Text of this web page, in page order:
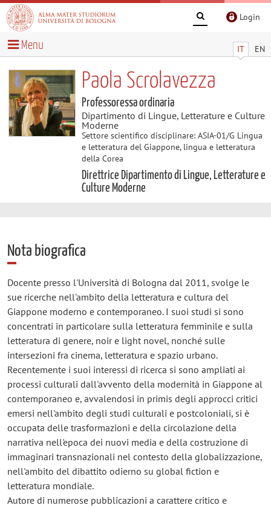
Login
IT EN
Menu
Paola Scrolavezza
Professoressa ordinaria
Dipartimento di Lingue, Letterature e Culture
Moderne
Settore scientifico disciplinare: ASIA-01/G Lingua
e letteratura del Giappone, lingua e letteratura
della Corea
Direttrice Dipartimento di Lingue, Letterature e
Culture Moderne
Nota biografica
Docente presso l'Università di Bologna dal 2011, svolge le
sue ricerche nell'ambito della letteratura e cultura del
Giappone moderno e contemporaneo. I suoi studi si sono
concentrati in particolare sulla letteratura femminile e sulla
letteratura di genere, noir e light novel, nonché sulle
intersezioni fra cinema, letteratura e spazio urbano.
Recentemente i suoi interessi di ricerca si sono ampliati ai
processi culturali dall'avvento della modernità in Giappone al
contemporaneo e, avvalendosi in primis degli approcci critici
emersi nell'ambito degli studi culturali e postcoloniali, si è
occupata delle trasformazioni e della circolazione della
narrativa nell'epoca dei nuovi media e della costruzione di
immaginari transnazionali nel contesto della globalizzazione,
nell'ambito del dibattito odierno su global fiction e
letteratura mondiale.
Autore di numerose pubblicazioni a carattere critico e